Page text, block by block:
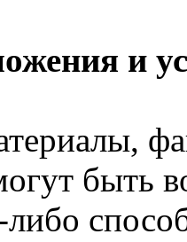
и
быть